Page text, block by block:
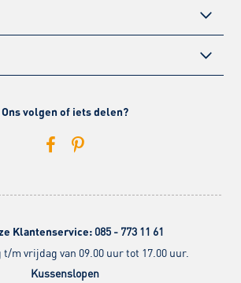
Ons volgen of iets delen?
Klantenservice: 085 - 773 11 61
t/m vrijdag van 09.00 uur tot 17.00 uur.
Kussenslopen